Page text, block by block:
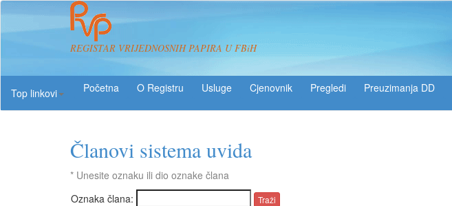
REGISTAR VRIJEDNOSNIH PAPIRA U FBiH
Top linkovi
O Registru Usluge Pregledi Preuzimanja DD
Članovi sistema uvida
* Unesite oznaku ili dio oznake člana
Oznaka člana: